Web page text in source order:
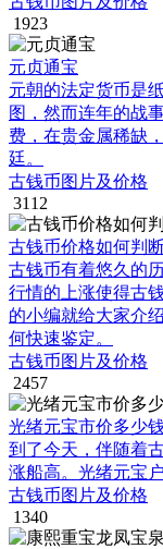
1923
元贞通宝
元朝的法定货币是
图，然而连年的战
费，在贵金属稀缺
廷。
古钱币图片及价格
3112
古钱币价格如何判
古钱币有着悠久的
行情的上涨使得古
的小编就给大家介
何快速鉴定。
古钱币图片及价格
2457
光绪元宝市价多少
到了今天，伴随着
涨船高。光绪元宝
古钱币图片及价格
1340